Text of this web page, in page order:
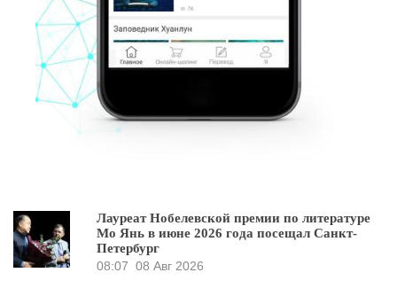
Лауреат Нобелевской премии по литературе
Мо Янь в июне 2026 года посещал Санкт-
Петербург
08:07 08 Авг 2026